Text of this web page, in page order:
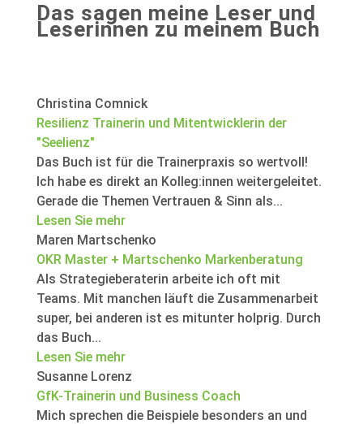
Das sagen meine Leser und
Leserinnen zu meinem Buch
Christina Comnick
Resilienz Trainerin und Mitentwicklerin der
"Seelienz"
Das Buch ist für die Trainerpraxis so wertvoll!
Ich habe es direkt an Kolleg:innen weitergeleitet.
Gerade die Themen Vertrauen & Sinn als...
Lesen Sie mehr
Maren Martschenko
OKR Master + Martschenko Markenberatung
Als Strategieberaterin arbeite ich oft mit
Teams. Mit manchen läuft die Zusammenarbeit
super, bei anderen ist es mitunter holprig. Durch
das Buch...
Lesen Sie mehr
Susanne Lorenz
GfK-Trainerin und Business Coach
Mich sprechen die Beispiele besonders an und